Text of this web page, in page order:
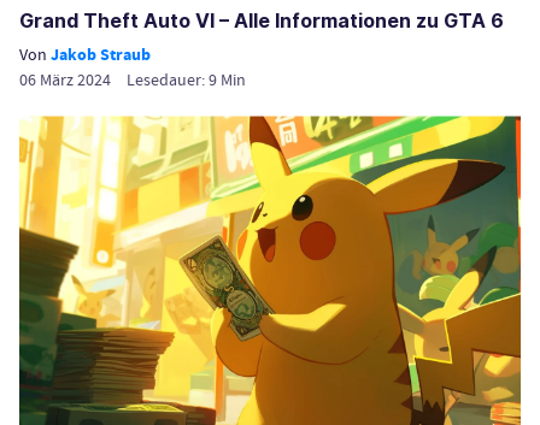
Grand Theft Auto VI – Alle Informationen zu GTA 6
Von Jakob Straub
06 März 2024 Lesedauer:9 Min